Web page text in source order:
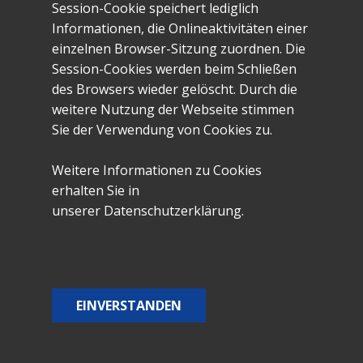
die Spanier mit sieben Fahnen Fußvolk und
drei Fahnen Reitern in das Stift Münster ein.
Ihnen sind jedoch niederländische Soldaten
heimlich nachgefolgt und schlagen sie bei
Lippramsdorf – zwischen Haltern und dem
Haus Ostendorf – vernichtend. Hierbei gibt
es 500 Tote, die bei Lippramsdorf begraben
Den Hauptakteur und Sieger dieser
militärischen Aktion, Martin Schenk von
trauriges Ende. Weiteres erfährt der Leser in
diesem Heft. Doch welche historische
Session-Cookie speichert lediglich
Informationen, die Onlineaktivitäten einer
einzelnen Browser-Sitzung zuordnen. Die
Session-Cookies werden beim Schließen
des Browsers wieder gelöscht. Durch die
weitere Nutzung der Webseite stimmen
Sie der Verwendung von Cookies zu.
Weitere Informationen zu Cookies
erhalten Sie in
unserer Datenschutzerklärung.
EINVERSTANDEN